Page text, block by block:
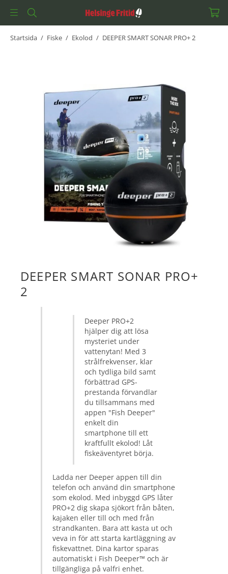
Startsida / Fiske / Ekolod / DEEPER SMART SONAR PRO+ 2
DEEPER SMART SONAR PRO+
2
Deeper PRO+2
hjälper dig att lösa
mysteriet under
vattenytan! Med 3
strålfrekvenser, klar
och tydliga bild samt
förbättrad GPS-
prestanda förvandlar
du tillsammans med
appen "Fish Deeper"
enkelt din
smartphone till ett
kraftfullt ekolod! Låt
fiskeäventyret börja.
Ladda ner Deeper appen till din
telefon och använd din smartphone
som ekolod. Med inbyggd GPS låter
PRO+2 dig skapa sjökort från båten,
kajaken eller till och med från
strandkanten. Bara att kasta ut och
veva in för att starta kartläggning av
fiskevattnet. Dina kartor sparas
automatiskt i Fish Deeper™ och är
tillgängliga på valfri enhet.